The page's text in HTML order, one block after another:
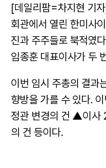
[데일리팜=차지현 기
회관에서 열린 한미사
진과 주주들로 북적였
임종훈 대표이사가 두
이번 임시 주총의 결과
향방을 가를 수 있다.
정관 변경의 건 ▲이사
의 건 등이다.